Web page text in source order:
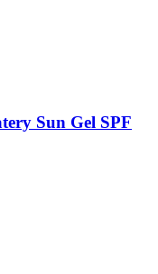
Sun Gel SPF